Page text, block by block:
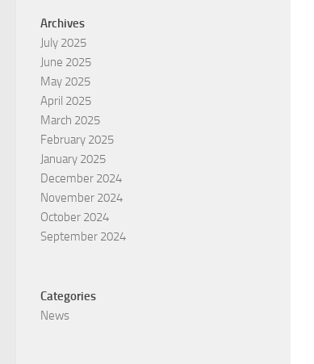
Archives
July 2025
June 2025
May 2025
April 2025
March 2025
February 2025
January 2025
December 2024
November 2024
October 2024
September 2024
Categories
News